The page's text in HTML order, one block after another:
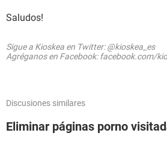
Saludos!
Sigue a Kioskea en Twitter: @kioskea_es
Agréganos en Facebook: facebook.com/
Discusiones similares
Eliminar páginas porno